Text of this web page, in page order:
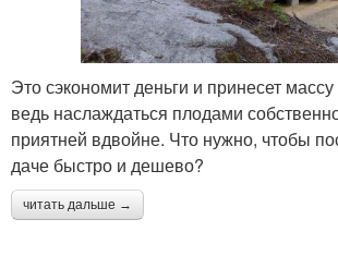
Это сэкономит деньги и принесет
ведь наслаждаться плодами
приятней вдвойне. Что нужно, чтобы
даче быстро и дешево?
читать дальше →